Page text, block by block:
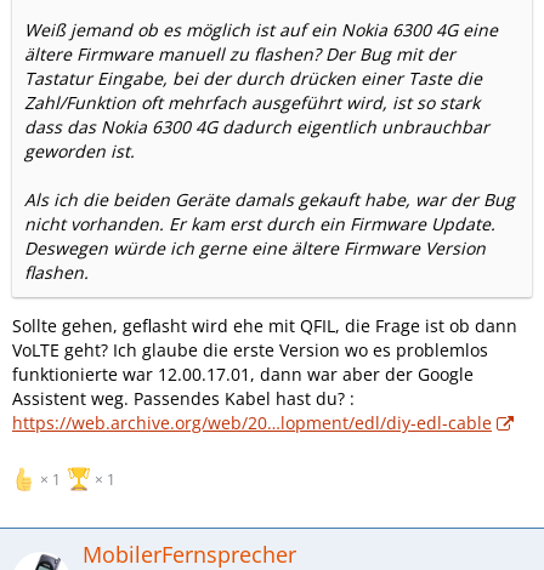
Weiß jemand ob es möglich ist auf ein Nokia 6300 4G eine
ältere Firmware manuell zu flashen? Der Bug mit der
Tastatur Eingabe, bei der durch drücken einer Taste die
Zahl/Funktion oft mehrfach ausgeführt wird, ist so stark
dass das Nokia 6300 4G dadurch eigentlich unbrauchbar
geworden ist.
Als ich die beiden Geräte damals gekauft habe, war der Bug
nicht vorhanden. Er kam erst durch ein Firmware Update.
Deswegen würde ich gerne eine ältere Firmware Version
flashen.
Sollte gehen, geflasht wird ehe mit QFIL, die Frage ist ob dann
VoLTE geht? Ich glaube die erste Version wo es problemlos
funktionierte war 12.00.17.01, dann war aber der Google
Assistent weg. Passendes Kabel hast du? :
https://web.archive.org/web/20…lopment/edl/diy-edl-cable
1 1
MobilerFernsprecher